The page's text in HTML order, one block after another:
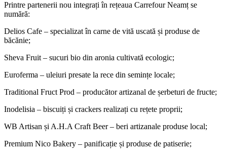
Printre partenerii nou integrați în rețeaua Carrefour Neamț se
numără:
Delios Cafe – specializat în carne de vită uscată și produse de
băcănie;
Sheva Fruit – sucuri bio din aronia cultivată ecologic;
Euroferma – uleiuri presate la rece din semințe locale;
Traditional Fruct Prod – producător artizanal de șerbeturi de fructe;
Inodelisia – biscuiți și crackers realizați cu rețete proprii;
WB Artisan și A.H.A Craft Beer – beri artizanale produse local;
Premium Nico Bakery – panificație și produse de patiserie;